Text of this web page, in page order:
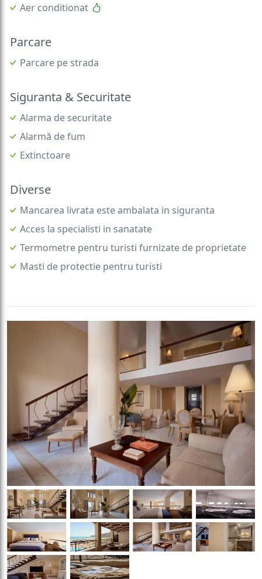
Aer conditionat
Parcare
Parcare pe strada
Siguranta & Securitate
Alarma de securitate
Alarmă de fum
Extinctoare
Diverse
Mancarea livrata este ambalata in siguranta
Acces la specialisti in sanatate
Termometre pentru turisti furnizate de proprietate
Masti de protectie pentru turisti